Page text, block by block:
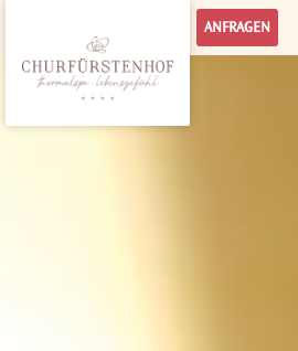
ANFRAGEN